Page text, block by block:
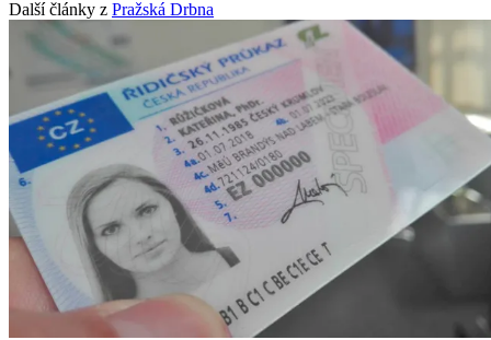
Další články z Pražská Drbna